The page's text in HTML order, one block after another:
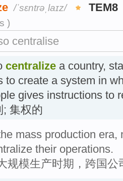
/ˈsɛntrəˌlaɪz/ TEM8
)
centralise
centralize a country,
to create a system in
gives instructions to
; 集权的
mass production
their operations.
规模生产时期，跨国公